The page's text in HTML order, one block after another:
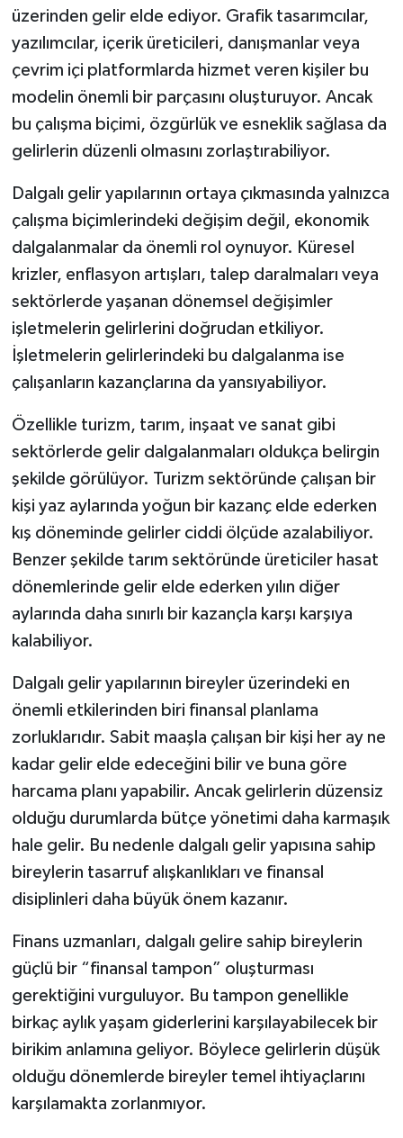
üzerinden gelir elde ediyor. Grafik tasarımcılar,
yazılımcılar, içerik üreticileri, danışmanlar veya
çevrim içi platformlarda hizmet veren kişiler bu
modelin önemli bir parçasını oluşturuyor. Ancak
bu çalışma biçimi, özgürlük ve esneklik sağlasa da
gelirlerin düzenli olmasını zorlaştırabiliyor.
Dalgalı gelir yapılarının ortaya çıkmasında yalnızca
çalışma biçimlerindeki değişim değil, ekonomik
dalgalanmalar da önemli rol oynuyor. Küresel
krizler, enflasyon artışları, talep daralmaları veya
sektörlerde yaşanan dönemsel değişimler
işletmelerin gelirlerini doğrudan etkiliyor.
İşletmelerin gelirlerindeki bu dalgalanma ise
çalışanların kazançlarına da yansıyabiliyor.
Özellikle turizm, tarım, inşaat ve sanat gibi
sektörlerde gelir dalgalanmaları oldukça belirgin
şekilde görülüyor. Turizm sektöründe çalışan bir
kişi yaz aylarında yoğun bir kazanç elde ederken
kış döneminde gelirler ciddi ölçüde azalabiliyor.
Benzer şekilde tarım sektöründe üreticiler hasat
dönemlerinde gelir elde ederken yılın diğer
aylarında daha sınırlı bir kazançla karşı karşıya
kalabiliyor.
Dalgalı gelir yapılarının bireyler üzerindeki en
önemli etkilerinden biri finansal planlama
zorluklarıdır. Sabit maaşla çalışan bir kişi her ay ne
kadar gelir elde edeceğini bilir ve buna göre
harcama planı yapabilir. Ancak gelirlerin düzensiz
olduğu durumlarda bütçe yönetimi daha karmaşık
hale gelir. Bu nedenle dalgalı gelir yapısına sahip
bireylerin tasarruf alışkanlıkları ve finansal
disiplinleri daha büyük önem kazanır.
Finans uzmanları, dalgalı gelire sahip bireylerin
güçlü bir “finansal tampon” oluşturması
gerektiğini vurguluyor. Bu tampon genellikle
birkaç aylık yaşam giderlerini karşılayabilecek bir
birikim anlamına geliyor. Böylece gelirlerin düşük
olduğu dönemlerde bireyler temel ihtiyaçlarını
karşılamakta zorlanmıyor.